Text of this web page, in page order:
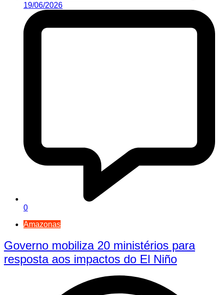
19/06/2026
0
Amazonas
Governo mobiliza 20 ministérios para
resposta aos impactos do El Niño